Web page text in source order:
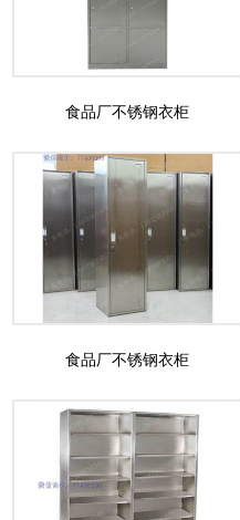
食品厂不锈钢衣柜
食品厂不锈钢衣柜